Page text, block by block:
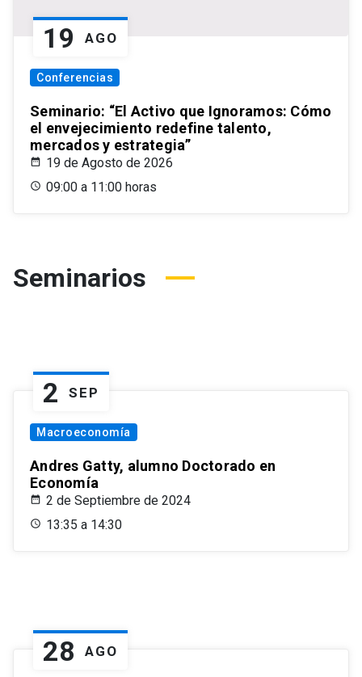
19 AGO
Conferencias
Seminario: “El Activo que Ignoramos: Cómo
el envejecimiento redefine talento,
mercados y estrategia”
19 de Agosto de 2026
09:00 a 11:00 horas
Seminarios
2 SEP
Macroeconomía
Andres Gatty, alumno Doctorado en
Economía
2 de Septiembre de 2024
13:35 a 14:30
28 AGO